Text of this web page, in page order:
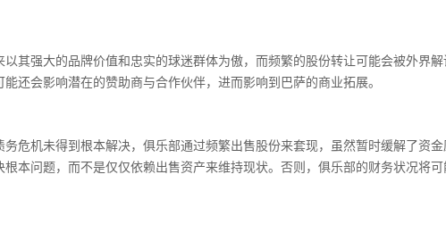
其强大的品牌价值和忠实的球迷群体为傲，而频繁的股份转让可能会被外界
还会影响潜在的赞助商与合作伙伴，进而影响到巴萨的商业拓展。
危机未得到根本解决，俱乐部通过频繁出售股份来套现，虽然暂时缓解了资
本问题，而不是仅仅依赖出售资产来维持现状。否则，俱乐部的财务状况将